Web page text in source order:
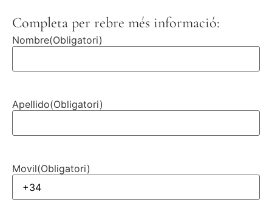
Completa per rebre més informació:
Nombre(Obligatori)
Apellido(Obligatori)
Movil(Obligatori)